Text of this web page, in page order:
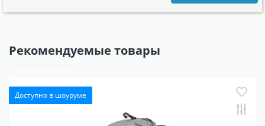
Рекомендуемые товары
Доступно в шоуруме